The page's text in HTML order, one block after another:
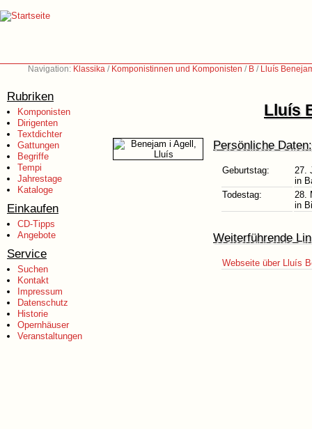
Navigation: Klassika / Komponistinnen und Komponisten / B / Lluís
Rubriken
Komponisten
Dirigenten
Textdichter
Gattungen
Begriffe
Tempi
Jahrestage
Kataloge
Einkaufen
CD-Tipps
Angebote
Service
Suchen
Kontakt
Impressum
Datenschutz
Historie
Opernhäuser
Veranstaltungen
Lluís
Persönliche Daten:
Geburtstag:
27.
in
Todestag:
28.
in
Weiterführende
Webseite über Lluís